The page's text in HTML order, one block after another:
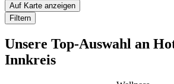
Auf Karte anzeigen
Filtern
Unsere Top-Auswahl an
Innkreis